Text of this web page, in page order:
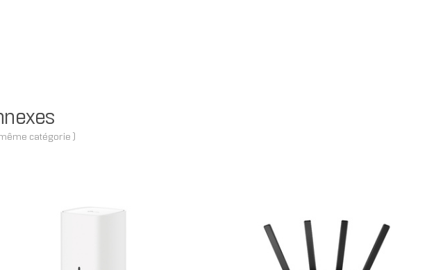
catégorie )